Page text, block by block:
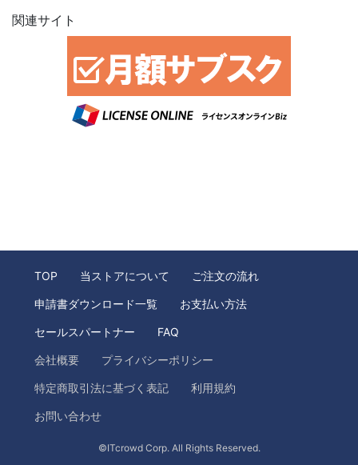
関連サイト
TOP 当ストアについて ご注文の流れ
申請書ダウンロード一覧 お支払い方法
セールスパートナー FAQ
会社概要 プライバシーポリシー
特定商取引法に基づく表記 利用規約
お問い合わせ
©ITcrowd Corp. All Rights Reserved.